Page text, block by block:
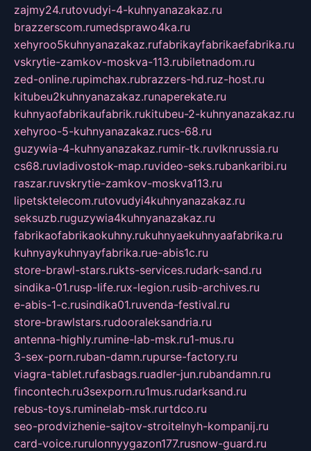
zajmy24.rutovudyi-4-kuhnyanazakaz.ru
brazzerscom.rumedsprawo4ka.ru
xehyroo5kuhnyanazakaz.rufabrikayfabrikaefabrika.ru
vskrytie-zamkov-moskva-113.rubiletnadom.ru
zed-online.rupimchax.rubrazzers-hd.ruz-host.ru
kitubeu2kuhnyanazakaz.runaperekate.ru
kuhnyaofabrikaufabrik.rukitubeu-2-kuhnyanazakaz.ru
xehyroo-5-kuhnyanazakaz.rucs-68.ru
guzywia-4-kuhnyanazakaz.rumir-tk.ruvlknrussia.ru
cs68.ruvladivostok-map.ruvideo-seks.rubankaribi.ru
raszar.ruvskrytie-zamkov-moskva113.ru
lipetsktelecom.rutovudyi4kuhnyanazakaz.ru
seksuzb.ruguzywia4kuhnyanazakaz.ru
fabrikaofabrikaokuhny.rukuhnyaekuhnyaafabrika.ru
kuhnyaykuhnyayfabrika.rue-abis1c.ru
store-brawl-stars.rukts-services.rudark-sand.ru
sindika-01.rusp-life.rux-legion.rusib-archives.ru
e-abis-1-c.rusindika01.ruvenda-festival.ru
store-brawlstars.rudooraleksandria.ru
antenna-highly.rumine-lab-msk.ru1-mus.ru
3-sex-porn.ruban-damn.rupurse-factory.ru
viagra-tablet.rufasbags.ruadler-jun.rubandamn.ru
fincontech.ru3sexporn.ru1mus.rudarksand.ru
rebus-toys.ruminelab-msk.rurtdco.ru
seo-prodvizhenie-sajtov-stroitelnyh-kompanij.ru
card-voice.rurulonnyygazon177.rusnow-guard.ru